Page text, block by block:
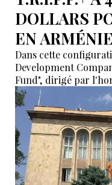
DOLLARS
EN
Dans cette
Development
Fund", dirigé par
Sokolov